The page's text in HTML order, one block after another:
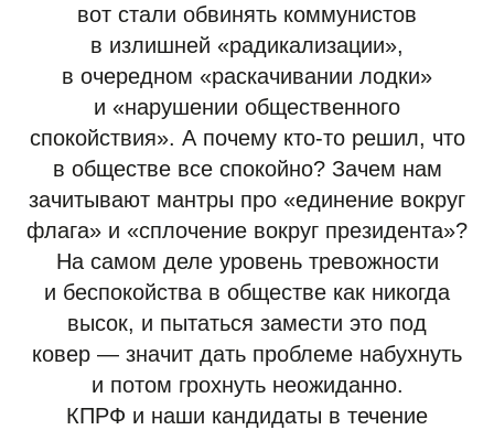
вот стали обвинять коммунистов
в излишней «радикализации»,
в очередном «раскачивании лодки»
и «нарушении общественного
спокойствия». А почему кто-то решил, что
в обществе все спокойно? Зачем нам
зачитывают мантры про «единение вокруг
флага» и «сплочение вокруг президента»?
На самом деле уровень тревожности
и беспокойства в обществе как никогда
высок, и пытаться замести это под
ковер — значит дать проблеме набухнуть
и потом грохнуть неожиданно.
КПРФ и наши кандидаты в течение